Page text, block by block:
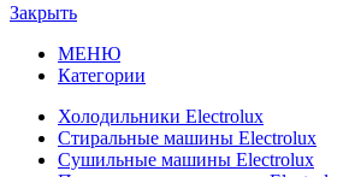
Закрыть
МЕНЮ
Категории
Холодильники Electrolux
Стиральные машины Electrolux
Сушильные машины Electrolux